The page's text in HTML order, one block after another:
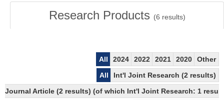
Research Products (6 results)
All 2024 2022 2021 2020
Other
All
Int'l Joint Research (2 results)
Journal Article (2 results) (of which Int'l Joint Research: 1